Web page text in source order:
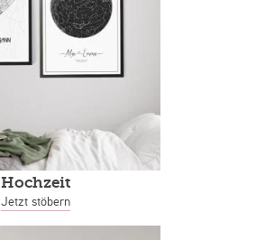
Hochzeit
Jetzt stöbern